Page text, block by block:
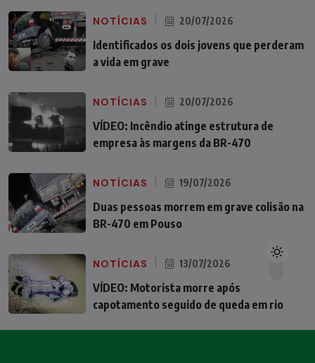
NOTÍCIAS 20/07/2026
Identificados os dois jovens que perderam
a vida em grave
NOTÍCIAS 20/07/2026
VÍDEO: Incêndio atinge estrutura de
empresa às margens da BR-470
NOTÍCIAS 19/07/2026
Duas pessoas morrem em grave colisão na
BR-470 em Pouso
NOTÍCIAS 13/07/2026
VÍDEO: Motorista morre após
capotamento seguido de queda em rio